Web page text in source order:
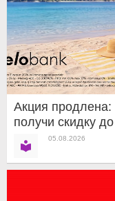
Акция продлена:
получи скидку
05.08.2026